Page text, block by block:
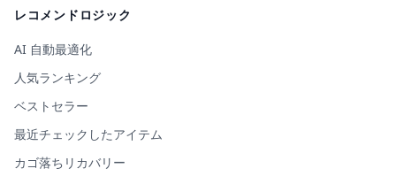
レコメンドロジック
AI 自動最適化
人気ランキング
ベストセラー
最近チェックしたアイテム
カゴ落ちリカバリー